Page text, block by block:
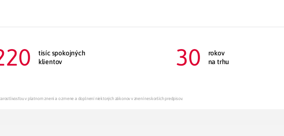
tisíc spokojných
klientov
30
rokov
na trhu
v platnom znení a o zmene a doplnení niektorých zákonov v znení neskorších predpisov.